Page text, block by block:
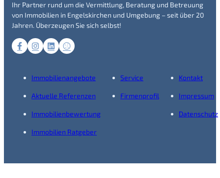
Ihr Partner rund um die Vermittlung, Beratung und Betreuung
von Immobilien in Engelskirchen und Umgebung – seit über 20
Jahren. Überzeugen Sie sich selbst!
Immobilienangebote
Aktuelle Referenzen
Immobilienbewertung
Immobilien Ratgeber
Service
Firmenprofil
Kontakt
Impressum
Datenschutz